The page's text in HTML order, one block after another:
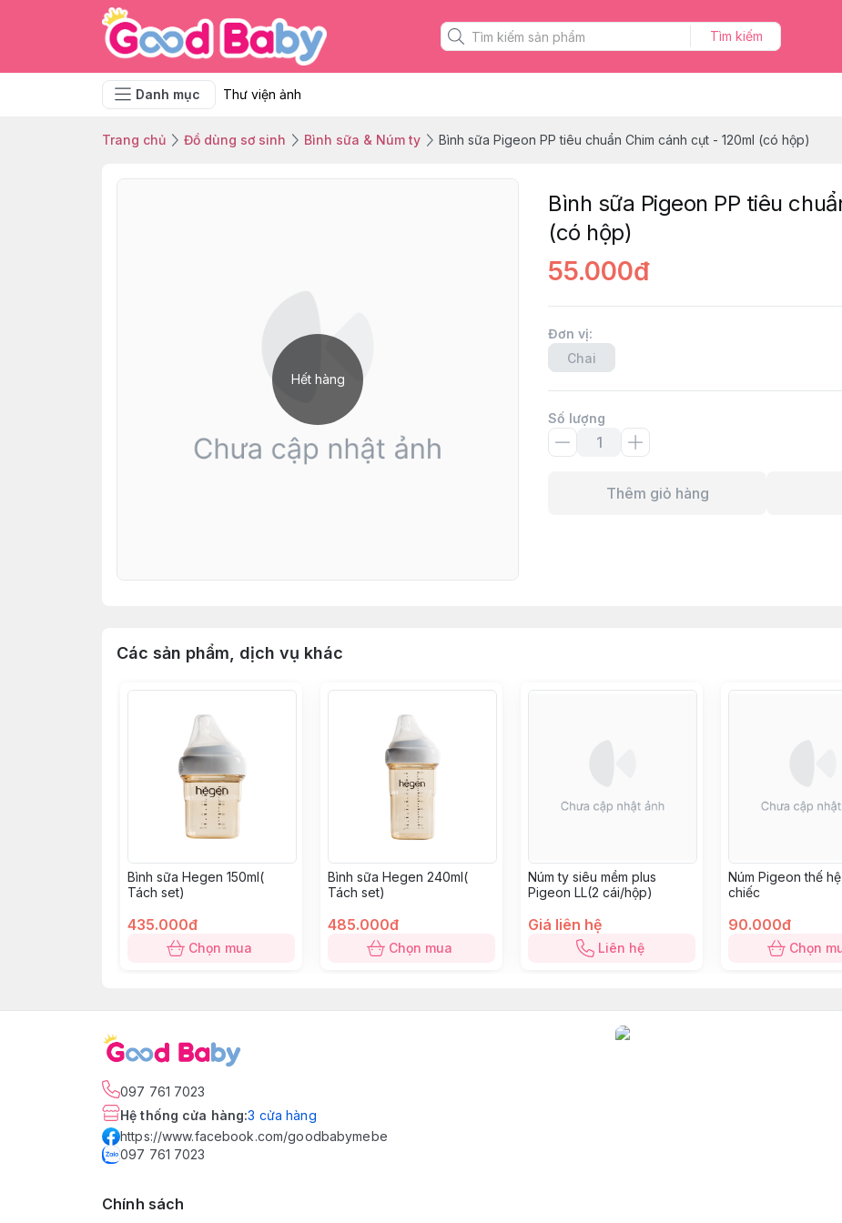
Tìm kiếm
Danh mục Thư viện ảnh
Trang chủ Đồ dùng sơ sinh Bình sữa & Núm ty Bình sữa Pigeon PP tiêu chuẩn Chim cánh cụt - 120ml (có hộp)
Hết hàng
Bình sữa Pigeon PP tiêu
(có hộp)
55.000đ
Đơn vị:
Chai
Số lượng
Thêm giỏ hàng
Các sản phẩm, dịch vụ khác
Bình sữa Hegen 150ml(
Tách set)
435.000đ
Chọn mua
Bình sữa Hegen 240ml(
Tách set)
485.000đ
Chọn mua
Núm ty siêu mềm plus
Pigeon LL(2 cái/hộp)
Giá liên hệ
Liên hệ
Núm Pigeon thế hệ
chiếc
90.000đ
Chọn
097 761 7023
Hệ thống cửa hàng:3 cửa hàng
https://www.facebook.com/goodbabymebe
097 761 7023
Chính sách